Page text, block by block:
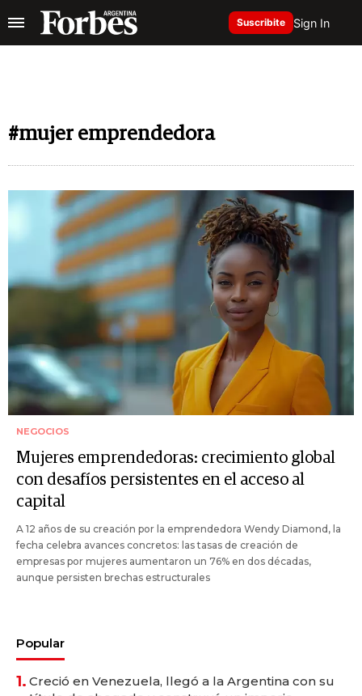
Suscribite Sign In
#mujer emprendedora
NEGOCIOS
Mujeres emprendedoras: crecimiento global
con desafíos persistentes en el acceso al
capital
A 12 años de su creación por la emprendedora Wendy Diamond, la
fecha celebra avances concretos: las tasas de creación de
empresas por mujeres aumentaron un 76% en dos décadas,
aunque persisten brechas estructurales
Popular
1. Creció en Venezuela, llegó a la Argentina con su